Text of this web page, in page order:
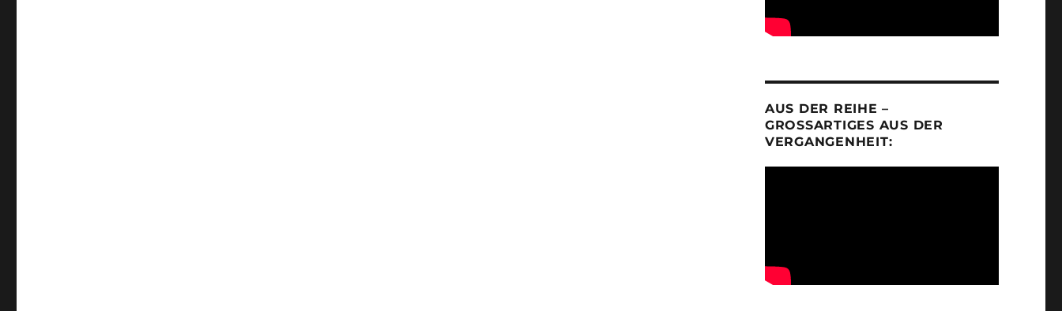
AUS DER REIHE –
GROSSARTIGES AUS DER V
ERGANGENHEIT: